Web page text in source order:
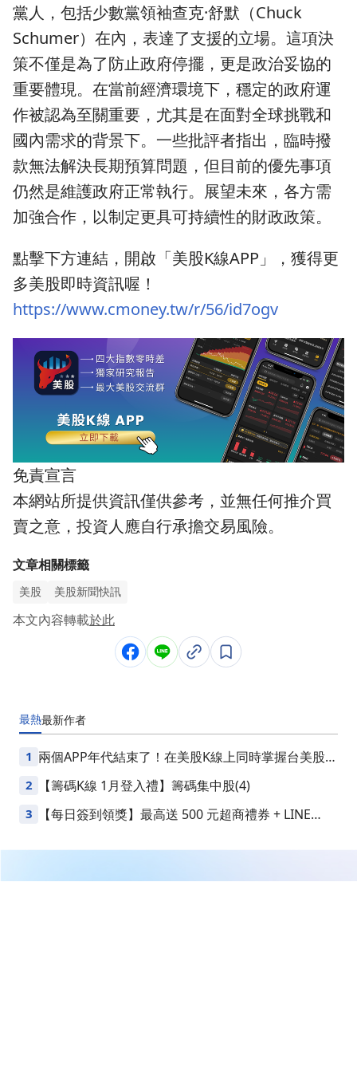
黨人，包括少數黨領袖查克·舒默（Chuck
Schumer）在內，表達了支援的立場。這項決
策不僅是為了防止政府停擺，更是政治妥協的
重要體現。在當前經濟環境下，穩定的政府運
作被認為至關重要，尤其是在面對全球挑戰和
國內需求的背景下。一些批評者指出，臨時撥
款無法解決長期預算問題，但目前的優先事項
仍然是維護政府正常執行。展望未來，各方需
加強合作，以制定更具可持續性的財政政策。
點擊下方連結，開啟「美股K線APP」，獲得更
多美股即時資訊喔！
https://www.cmoney.tw/r/56/id7ogv
免責宣言
本網站所提供資訊僅供參考，並無任何推介買
賣之意，投資人應自行承擔交易風險。
文章相關標籤
美股 美股新聞快訊
本文內容轉載於此
最熱最新作者
1 兩個APP年代結束了！在美股K線上同時掌握台美股損
益
2 【籌碼K線 1月登入禮】籌碼集中股(4)
3
【每日簽到領獎】最高送 500 元超商禮券 + LINE